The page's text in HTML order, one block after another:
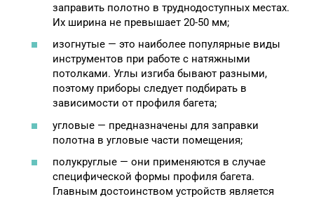
заправить полотно в труднодоступных местах.
Их ширина не превышает 20-50 мм;
изогнутые — это наиболее популярные виды
инструментов при работе с натяжными
потолками. Углы изгиба бывают разными,
поэтому приборы следует подбирать в
зависимости от профиля багета;
угловые — предназначены для заправки
полотна в угловые части помещения;
полукруглые — они применяются в случае
специфической формы профиля багета.
Главным достоинством устройств является